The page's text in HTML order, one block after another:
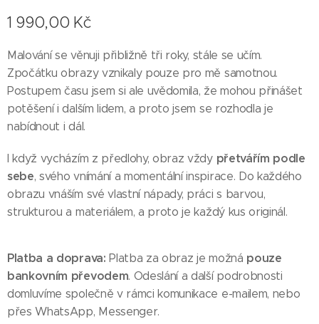
1 990,00 Kč
Malování se věnuji přibližně tři roky, stále se učím.
Zpočátku obrazy vznikaly pouze pro mě samotnou.
Postupem času jsem si ale uvědomila, že mohou přinášet
potěšení i dalším lidem, a proto jsem se rozhodla je
nabídnout i dál.
I když vycházím z předlohy, obraz vždy přetvářím podle
sebe, svého vnímání a momentální inspirace. Do každého
obrazu vnáším své vlastní nápady, práci s barvou,
strukturou a materiálem, a proto je každý kus originál.
Platba a doprava: Platba za obraz je možná pouze
bankovním převodem. Odeslání a další podrobnosti
domluvíme společně v rámci komunikace e-mailem, nebo
přes WhatsApp, Messenger.